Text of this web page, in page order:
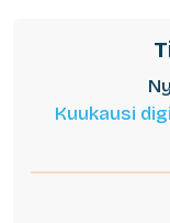
Kuukausi